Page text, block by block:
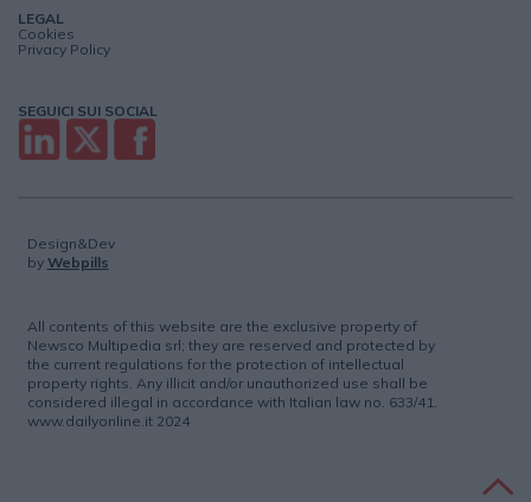
LEGAL
Cookies
Privacy Policy
SEGUICI SUI SOCIAL
Design&Dev
by Webpills
All contents of this website are the exclusive property of
Newsco Multipedia srl; they are reserved and protected by
the current regulations for the protection of intellectual
property rights. Any illicit and/or unauthorized use shall be
considered illegal in accordance with Italian law no. 633/41.
www.dailyonline.it 2024